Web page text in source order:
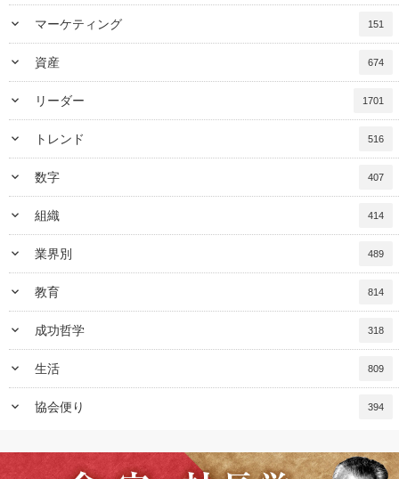
keyboard_arrow_down マーケティング 151
keyboard_arrow_down 資産 674
keyboard_arrow_down リーダー 1701
keyboard_arrow_down トレンド 516
keyboard_arrow_down 数字 407
keyboard_arrow_down 組織 414
keyboard_arrow_down 業界別 489
keyboard_arrow_down 教育 814
keyboard_arrow_down 成功哲学 318
keyboard_arrow_down 生活 809
keyboard_arrow_down 協会便り 394